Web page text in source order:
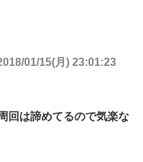
01/15(月) 23:01:23
回は諦めてるので気楽な